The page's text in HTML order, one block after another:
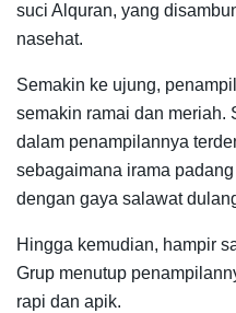
suci Alquran, yang
nasehat.
Semakin ke ujung,
semakin ramai dan meriah.
dalam penampilannya
sebagaimana irama
dengan gaya salawat
Hingga kemudian, hampir
Grup menutup
rapi dan apik.